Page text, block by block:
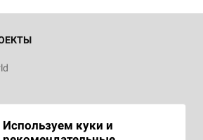
Используем куки и